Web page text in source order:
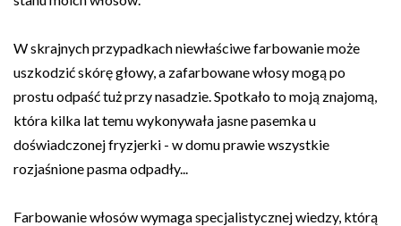
W skrajnych przypadkach niewłaściwe farbowanie może
uszkodzić skórę głowy, a zafarbowane włosy mogą po
prostu odpaść tuż przy nasadzie. Spotkało to moją znajomą,
która kilka lat temu wykonywała jasne pasemka u
doświadczonej fryzjerki - w domu prawie wszystkie
rozjaśnione pasma odpadły...
Farbowanie włosów wymaga specjalistycznej wiedzy, którą